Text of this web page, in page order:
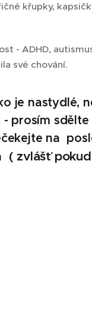
křupky,
- ADHD,
své chování.
je nastydlé,
prosím
na
( zvlášť